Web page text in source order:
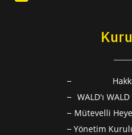
WALD'ı
Mütevelli
Yönetim